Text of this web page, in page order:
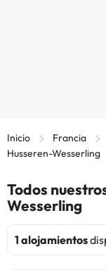
Inicio Francia
Husseren-Wesserling
Todos
Wesserling
1 alojamientos